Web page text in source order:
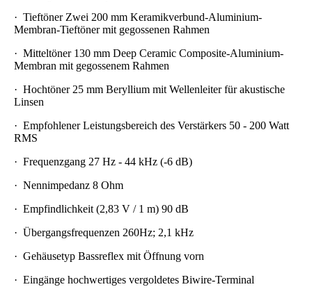
· Tieftöner Zwei 200 mm Keramikverbund-Aluminium-
Membran-Tieftöner mit gegossenen Rahmen
· Mitteltöner 130 mm Deep Ceramic Composite-Aluminium-
Membran mit gegossenem Rahmen
· Hochtöner 25 mm Beryllium mit Wellenleiter für akustische
Linsen
· Empfohlener Leistungsbereich des Verstärkers 50 - 200 Watt
RMS
· Frequenzgang 27 Hz - 44 kHz (-6 dB)
· Nennimpedanz 8 Ohm
· Empfindlichkeit (2,83 V / 1 m) 90 dB
· Übergangsfrequenzen 260Hz; 2,1 kHz
· Gehäusetyp Bassreflex mit Öffnung vorn
· Eingänge hochwertiges vergoldetes Biwire-Terminal